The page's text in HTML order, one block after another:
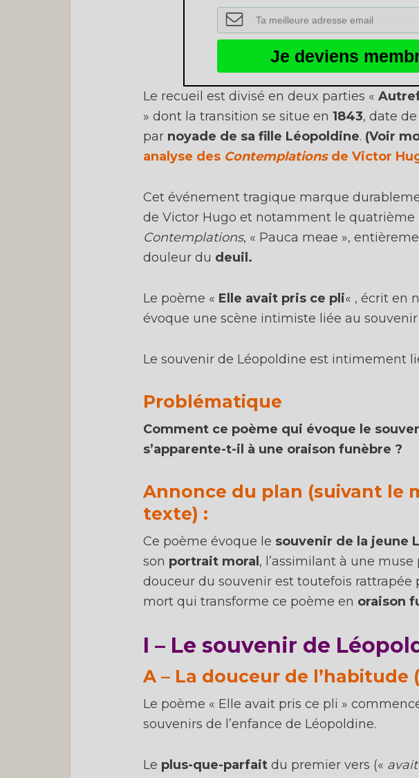
Je deviens
Le recueil est divisé en deux parties «
» dont la transition se situe en 1843, date
par noyade de sa fille Léopoldine. (Voir
analyse des Contemplationsde Victor
Cet événement tragique marque
de Victor Hugo et notamment le quatrième
Contemplations, « Pauca meae »,
douleur du deuil.
Le poème « Elle avait pris ce pli« , écrit en
évoque une scène intimiste liée au
Le souvenir de Léopoldine est intimement
Problématique
Comment ce poème qui évoque le
s’apparente-t-il à une oraison funèbre ?
Annonce du plan (suivant le
texte) :
Ce poème évoque le souvenir de la jeune
son portrait moral , l’assimilant à une muse
douceur du souvenir est toutefois rattrapée
mort qui transforme ce poème en oraison
I – Le souvenir de
A – La douceur de l’habitude
Le poème « Elle avait pris ce pli »
souvenirs de l’enfance de Léopoldine.
Le plus-que-parfait du premier vers («
+
secrète
.